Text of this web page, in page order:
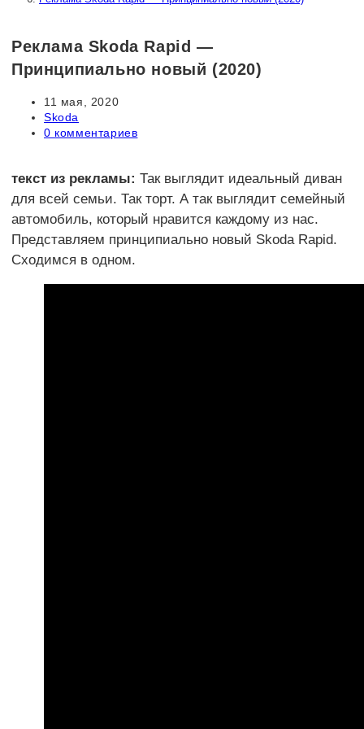
Реклама Skoda Rapid —
Принципиально новый (2020)
Запись
опубликована:
11 мая, 2020
Рубрика
записи:
Skoda
Комментарии
0 комментариев
текст из рекламы: Так выглядит идеальный диван
для всей семьи. Так торт. А так выглядит семейный
автомобиль, который нравится каждому из нас.
Представляем принципиально новый Skoda Rapid.
Сходимся в одном.